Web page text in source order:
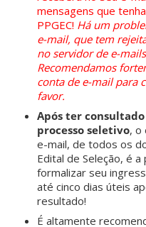
mensagens que
PPGEC! Há um
e-mail, que tem
no servidor de e-mails
Recomendamos
conta de e-mail para
favor.
Após ter
processo seletivo, o
e-mail, de todos os
Edital de Seleção, é
formalizar seu
até cinco dias úteis
resultado!
É altamente